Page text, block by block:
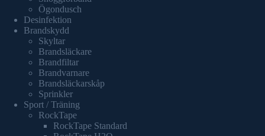
Ögondusch
Desinfektion
Brandskydd
Skyltar
Brandsläckare
Brandfiltar
Brandvarnare
Brandsläckarskåp
Sprinkler
Sport / Träning
RockTape
RockTape Standard